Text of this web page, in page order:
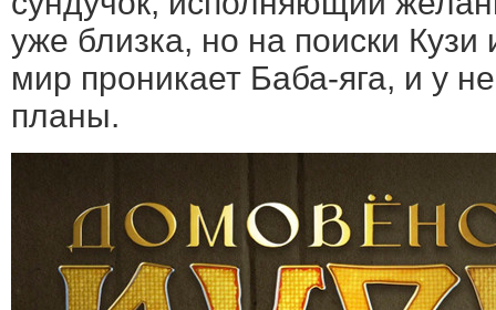
уже близка, но на поиски Кузи
мир проникает Баба-яга, и у
планы.